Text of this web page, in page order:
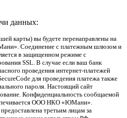
данных:
карты) вы будете перенаправлены на
Соединение с платежным шлюзом и
в защищенном режиме с
SSL. В случае если ваш банк
проведения интернет-платежей
для проведения платежа также
пароля. Настоящий сайт
Конфиденциальность сообщаемой
ООО НКО «ЮМани».
третьим лицам за